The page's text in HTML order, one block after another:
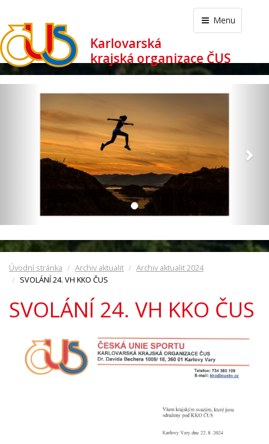
Menu
Karlovarská
krajská organizace ČUS
revious
Úvodní stránka Archiv aktualit
Archiv aktualit 2024
SVOLÁNÍ 24. VH KKO ČUS
SVOLÁNÍ 24. VH KKO ČUS